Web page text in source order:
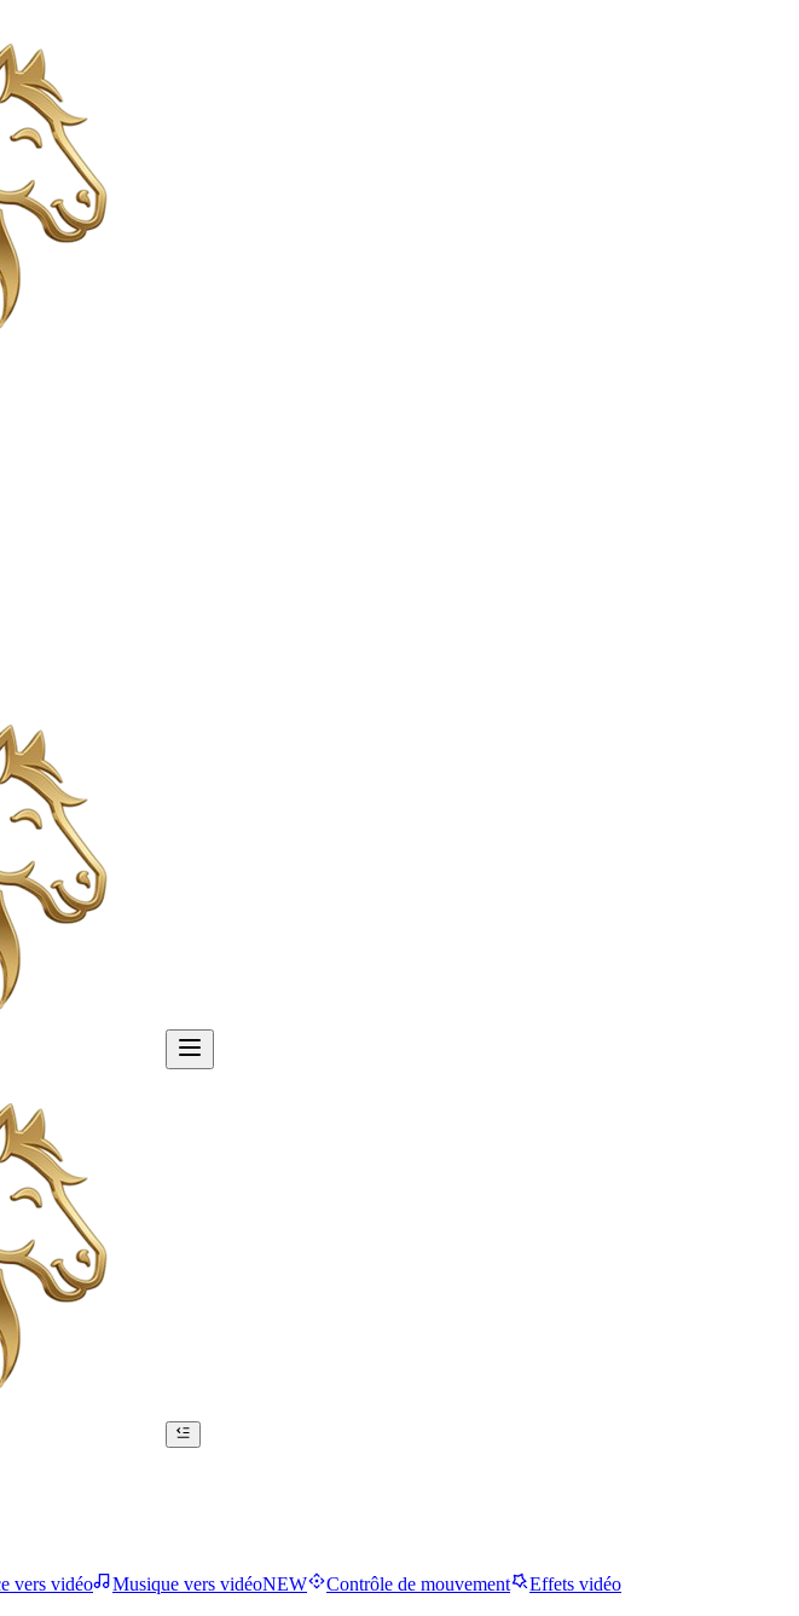
vers vidéo Musique vers vidéoNEW Contrôle de mouvement Effets vidéo